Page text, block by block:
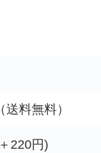
送料無料）
220円)